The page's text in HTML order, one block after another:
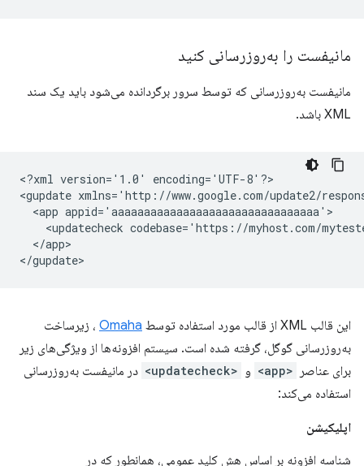
مانیفست را به‌روزرسانی کنید
مانیفست به‌روزرسانی که توسط سرور برگردانده می‌شود باید یک سند
XML باشد.
<?xml version='1.0'
encoding='UTF-8'?>
<gupdate xmlns='http://www.google.com/update2/
<app
<updatecheck codebase='https://myhost.com/
</app>
این قالب XML از قالب مورد استفاده توسط Omaha ، زیرساخت
به‌روزرسانی گوگل، گرفته شده است. سیستم افزونه‌ها از ویژگی‌های زیر
برای عناصر
<app> و <updatecheck>
در مانیفست به‌روزرسانی
استفاده می‌کند:
اپلیکیشن
شناسه افزونه بر اساس هش کلید عمومی، همانطور که در